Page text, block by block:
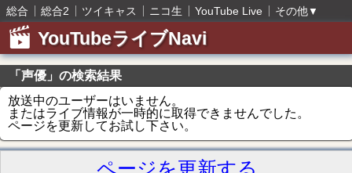
総合 総合2 ツイキャス ニコ生 YouTube Live その他▼
YouTubeライブNavi
「声優」の検索結果
放送中のユーザーはいません。
またはライブ情報が一時的に取得できませんでした。
ページを更新してお試し下さい。
ページを更新する